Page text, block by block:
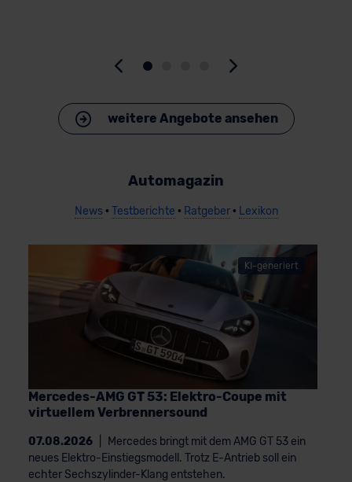
weitere Angebote ansehen
Automagazin
News• Testberichte • Ratgeber• Lexikon
KI-generiert
Mercedes-AMG GT 53: Elektro-Coupe mit
virtuellem Verbrennersound
07.08.2026
Mercedes bringt mit dem AMG GT 53 ein
neues Elektro-Einstiegsmodell. Trotz E-Antrieb soll ein
echter Sechszylinder-Klang entstehen.